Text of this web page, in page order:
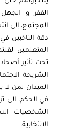
الفقر و
المجتمع، إلى
دقة الناخبين
المتعلمين-
تحت تأثير
الشريحة
الميدان لمن لا
في الحكم، الى
الشخصيات
الانتخابية.